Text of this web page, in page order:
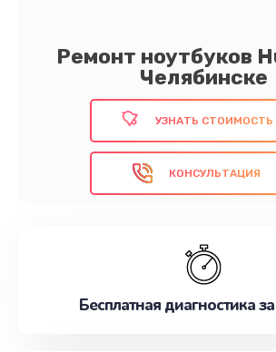
Ремонт ноутбуков
Челябинске
УЗНАТЬ СТОИМОСТЬ
КОНСУЛЬТАЦИЯ
Бесплатная диагностика